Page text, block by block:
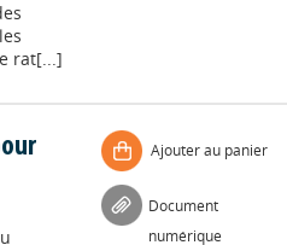
rat[...]
Ajouter au panier
Document
numérique